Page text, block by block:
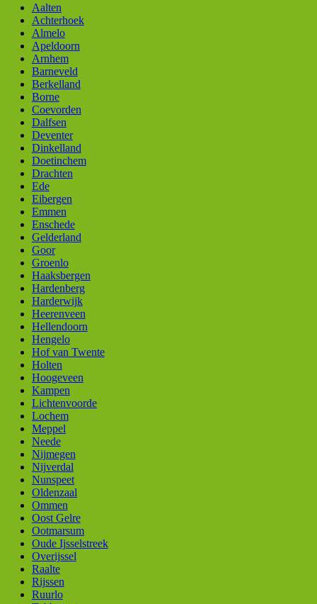
Aalten
Achterhoek
Almelo
Apeldoorn
Arnhem
Barneveld
Berkelland
Borne
Coevorden
Dalfsen
Deventer
Dinkelland
Doetinchem
Drachten
Ede
Eibergen
Emmen
Enschede
Gelderland
Goor
Groenlo
Haaksbergen
Hardenberg
Harderwijk
Heerenveen
Hellendoorn
Hengelo
Hof van Twente
Holten
Hoogeveen
Kampen
Lichtenvoorde
Lochem
Meppel
Neede
Nijmegen
Nijverdal
Nunspeet
Oldenzaal
Ommen
Oost Gelre
Ootmarsum
Oude Ijsselstreek
Overijssel
Raalte
Rijssen
Ruurlo